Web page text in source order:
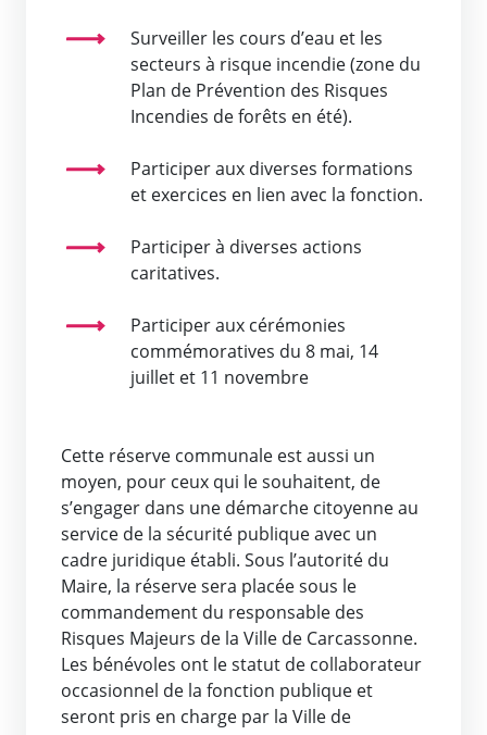
Surveiller les cours d’eau et les
secteurs à risque incendie (zone du
Plan de Prévention des Risques
Incendies de forêts en été).
Participer aux diverses formations
et exercices en lien avec la fonction.
Participer à diverses actions
caritatives.
Participer aux cérémonies
commémoratives du 8 mai, 14
juillet et 11 novembre
Cette réserve communale est aussi un
moyen, pour ceux qui le souhaitent, de
s’engager dans une démarche citoyenne au
service de la sécurité publique avec un
cadre juridique établi. Sous l’autorité du
Maire, la réserve sera placée sous le
commandement du responsable des
Risques Majeurs de la Ville de Carcassonne.
Les bénévoles ont le statut de collaborateur
occasionnel de la fonction publique et
seront pris en charge par la Ville de